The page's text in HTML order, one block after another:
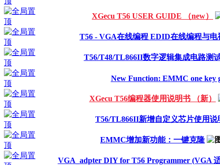
XGecu T56 USER GUIDE （new）
T56 - VGA在线编程 EDID在线编程与电
T56/T48/TL866II数字逻辑集成电路测
New Function: EMMC one key
XGecu T56编程器使用说明书 （新）
T56/TL866II新增自定义芯片使用说
EMMC增加新功能：一键克隆
VGA_adpter DIY for T56 Programmer (VGA